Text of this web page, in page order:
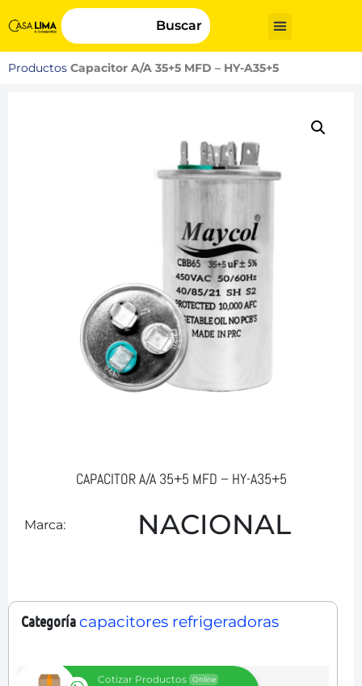
Buscar
Productos Capacitor A/A 35+5 MFD – HY-A35+5
CAPACITOR A/A 35+5 MFD – HY-A35+5
Marca: NACIONAL
Categoría capacitores refrigeradoras
Cotizar Productos Online